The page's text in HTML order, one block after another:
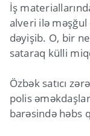
İş
alveri ilə
dəyişib. O, bir
sataraq külli
Özbək satıcı
polis
barəsində həbs